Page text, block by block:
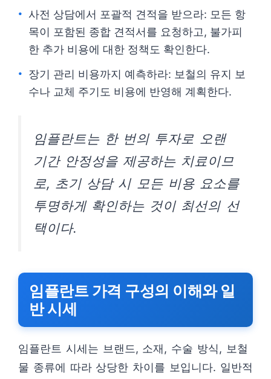
사전 상담에서 포괄적 견적을 받으라: 모든 항
목이 포함된 종합 견적서를 요청하고, 불가피
한 추가 비용에 대한 정책도 확인한다.
장기 관리 비용까지 예측하라: 보철의 유지 보
수나 교체 주기도 비용에 반영해 계획한다.
임플란트는 한 번의 투자로 오랜
기간 안정성을 제공하는 치료이므
로, 초기 상담 시 모든 비용 요소를
투명하게 확인하는 것이 최선의 선
택이다.
임플란트 가격 구성의 이해와 일
반 시세
임플란트 시세는 브랜드, 소재, 수술 방식, 보철
물 종류에 따라 상당한 차이를 보입니다. 일반적